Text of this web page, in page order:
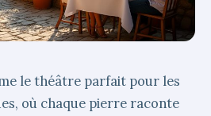
le théâtre parfait pour les
où chaque pierre raconte